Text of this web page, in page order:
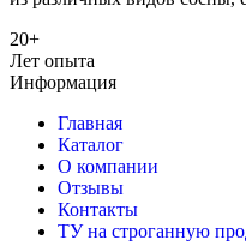
20+
Лет опыта
Информация
Главная
Каталог
О компании
Отзывы
Контакты
ТУ на строганную